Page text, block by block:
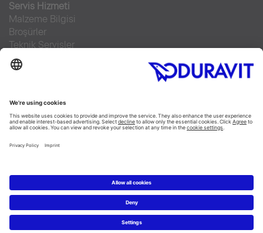
Servis Hizmeti
Malzeme Bilgisi
Broşürler
Teknik Servisler
Sıkça sorulan sorular
Facebook
Instagram
Pinterest
RSS-Feed
YouTube
Copyright © 2026 Duravit AG
Imprint|Veri Koruma Beyanı|Çerez ayarları